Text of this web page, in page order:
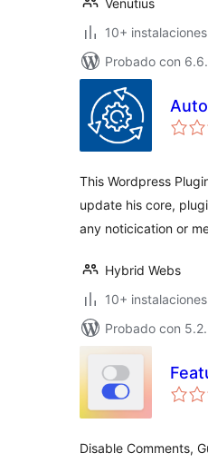
Venutius
10+
Probado con
This Wordpress
update his core,
any noticication or
Hybrid Webs
10+
Probado con
Disable Comments,